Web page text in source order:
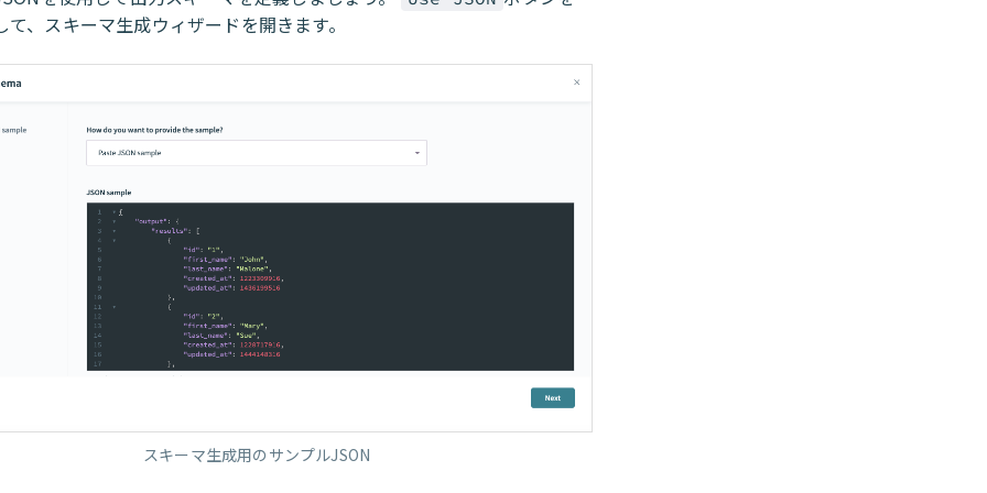
て、スキーマ生成ウィザードを開きます。
スキーマ生成用のサンプルJSON